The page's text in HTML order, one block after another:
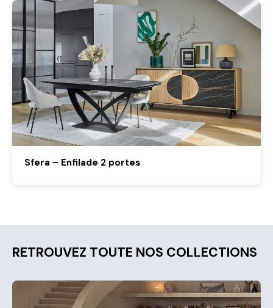
Sfera – Enfilade 2 portes
RETROUVEZ TOUTE NOS COLLECTIONS